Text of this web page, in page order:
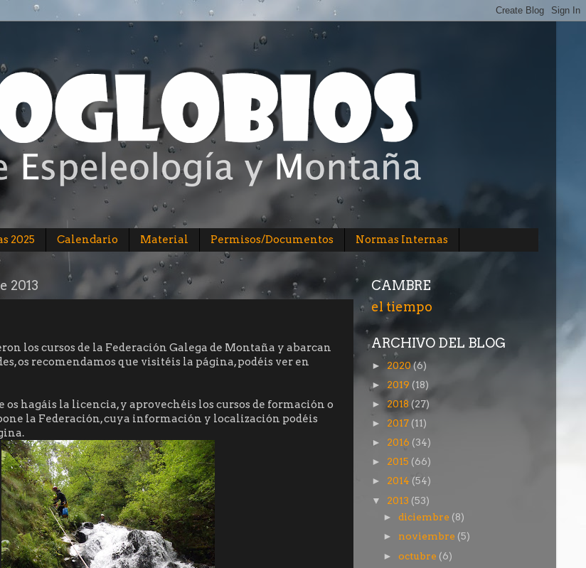
2025 Calendario Material Permisos/Documentos Normas Internas
2013
los cursos de la Federación Galega de Montaña y abarcan
os recomendamos que visitéis la página, podéis ver en
os hagáis la licencia, y aprovechéis los cursos de formación o
la Federación, cuya información y localización podéis
CAMBRE
el tiempo
ARCHIVO DEL BLOG
► 2020(6)
► 2019 (18)
► 2018 (27)
► 2017 (11)
► 2016 (34)
► 2015 (66)
► 2014 (54)
▼ 2013 (53)
►diciembre (8)
► noviembre (5)
►octubre (6)